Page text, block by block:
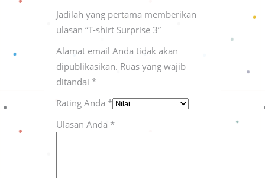
Jadilah yang pertama memberikan
ulasan “T-shirt Surprise 3”
Alamat email Anda tidak akan
dipublikasikan. Ruas yang wajib
ditandai *
Rating Anda *
Ulasan Anda *